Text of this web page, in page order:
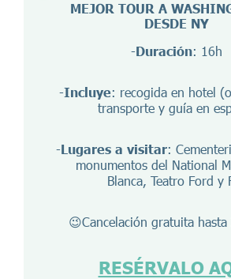
MEJOR TOUR A
DESDE NY
-Duración: 16h
-Incluye: recogida en hotel
transporte y guía en
-Lugares a visitar:
monumentos del National
Blanca, Teatro Ford y
😉Cancelación gratuita
RESÉRVALO